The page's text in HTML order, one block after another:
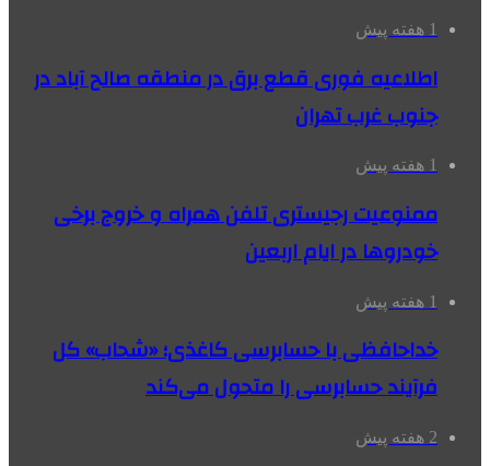
1 هفته پیش
اطلاعیه فوری قطع برق در منطقه صالح آباد در
جنوب غرب تهران
1 هفته پیش
ممنوعیت رجیستری تلفن همراه و خروج برخی
خودروها در ایام اربعین
1 هفته پیش
خداحافظی با حسابرسی کاغذی؛ «شحاب» کل
فرآیند حسابرسی را متحول می‌کند
2 هفته پیش